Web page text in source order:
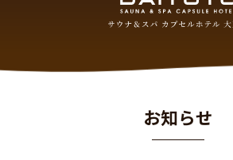
お知らせ